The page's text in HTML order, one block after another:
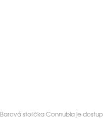
Barová stolička Connubia je